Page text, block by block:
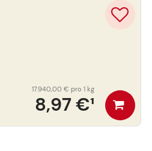
8,97 €¹
17.940,00 € pro 1 kg